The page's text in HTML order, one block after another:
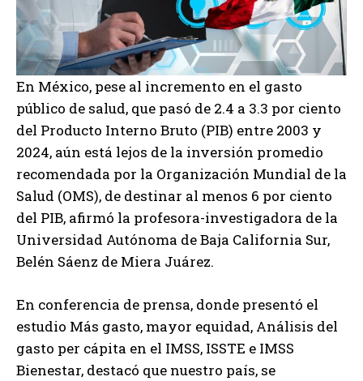
En México, pese al incremento en el gasto
público de salud, que pasó de 2.4 a 3.3 por ciento
del Producto Interno Bruto (PIB) entre 2003 y
2024, aún está lejos de la inversión promedio
recomendada por la Organización Mundial de la
Salud (OMS), de destinar al menos 6 por ciento
del PIB, afirmó la profesora-investigadora de la
Universidad Autónoma de Baja California Sur,
Belén Sáenz de Miera Juárez.
En conferencia de prensa, donde presentó el
estudio Más gasto, mayor equidad, Análisis del
gasto per cápita en el IMSS, ISSTE e IMSS
Bienestar, destacó que nuestro país, se